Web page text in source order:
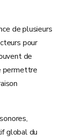
de plusieurs
pour
de
permettre
global du